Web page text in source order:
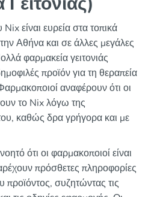
είναι ευρεία στα τοπικά
Αθήνα και σε άλλες μεγάλες
φαρμακεία γειτονιάς
προϊόν για τη θεραπεία
αναφέρουν ότι οι
το Nix λόγω της
καθώς δρα γρήγορα και με
ότι οι φαρμακοποιοί είναι
πρόσθετες πληροφορίες
προϊόντος, συζητώντας τις